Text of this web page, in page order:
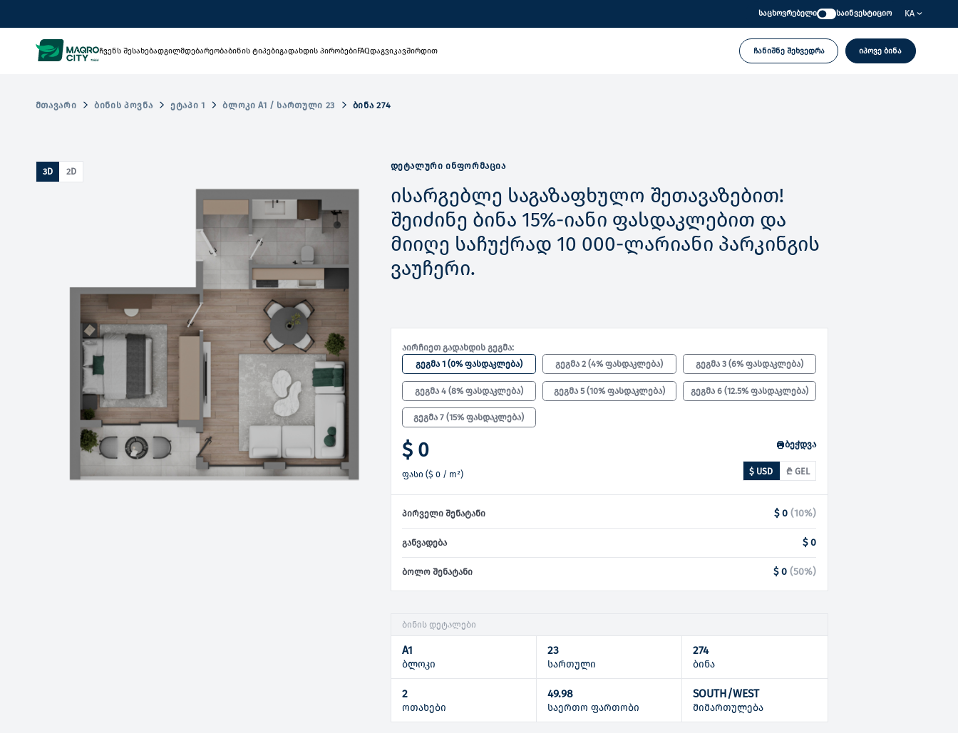
საცხოვრებელი საინვესტიციო KA
ჩვენს შესახებადგილმდებარეობაბინის ტიპებიგადახდის პირობებიFAQდაგვიკავშირდით ჩანიშნე შეხვედრა იპოვე ბინა
ᲛᲗᲐᲕᲐᲠᲘ ᲑᲘᲜᲘᲡ ᲞᲝᲕᲜᲐ ᲔᲢᲐᲞᲘ 1 ᲑᲚᲝᲙᲘ A1 / ᲡᲐᲠᲗᲣᲚᲘ 23 ᲑᲘᲜᲐ 274
3D 2D
ᲓᲔᲢᲐᲚᲣᲠᲘ ᲘᲜᲤᲝᲠᲛᲐᲪᲘᲐ
ისარგებლე საგაზაფხულო შეთავაზებით!
შეიძინე ბინა 15%-იანი ფასდაკლებით და
მიიღე საჩუქრად 10 000-ლარიანი პარკინგის
ვაუჩერი.
აირჩიეთ გადახდის გეგმა:
გეგმა 1 (0% ფასდაკლება) გეგმა 2 (4% ფასდაკლება) გეგმა 3 (6% ფასდაკლება)
გეგმა 4 (8% ფასდაკლება) გეგმა 5 (10% ფასდაკლება) გეგმა 6 (12.5% ფასდაკლება)
გეგმა 7 (15% ფასდაკლება)
$ 0
ფასი ($ 0 / m²)
ბეჭდვა
$ USD ₾ GEL
პირველი შენატანი $ 0 (10%)
განვადება $ 0
ბოლო შენატანი $ 0 (50%)
ბინის დეტალები
A1
ბლოკი
23
სართული
274
ბინა
2
ოთახები
49.98
საერთო ფართობი
SOUTH/WEST
მიმართულება